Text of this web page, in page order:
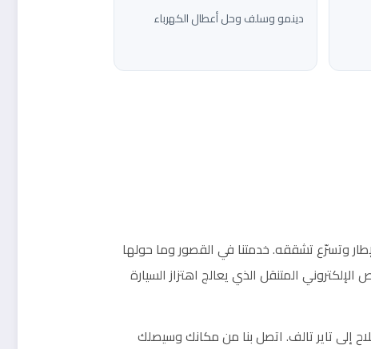
دينمو وسلف وحل أعطال الكهرباء
وتسرّع تشققه. خدمتنا في القصور وما حولها
الحرارية، والترصيص الإلكتروني المتنقل الذي يعالج اهتزاز السيارة
إلى تاير تالف. اتصل بنا من مكانك وسيصلك